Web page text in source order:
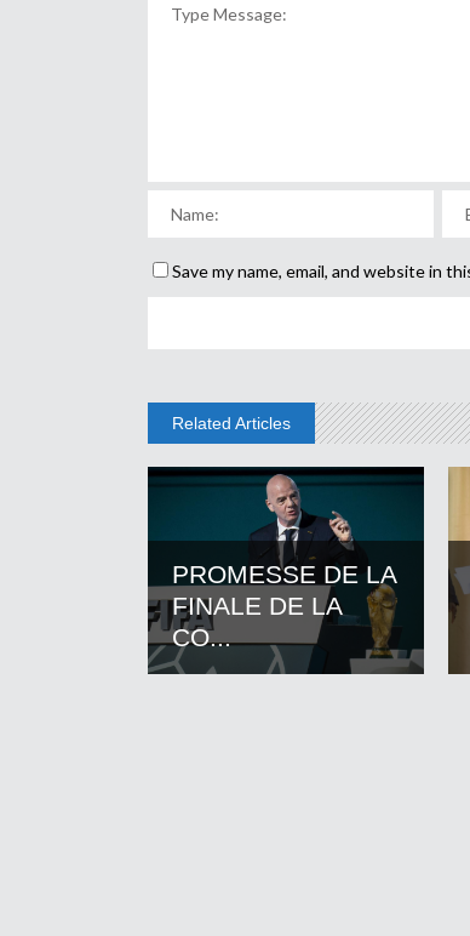
Save my name, email, and website in
Related Articles
PROMESSE DE LA
FINALE DE LA
CO...